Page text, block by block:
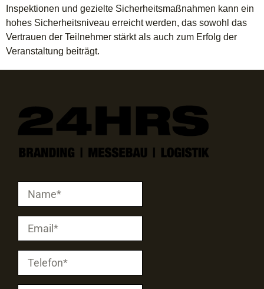
Inspektionen und gezielte Sicherheitsmaßnahmen kann ein
hohes Sicherheitsniveau erreicht werden, das sowohl das
Vertrauen der Teilnehmer stärkt als auch zum Erfolg der
Veranstaltung beiträgt.